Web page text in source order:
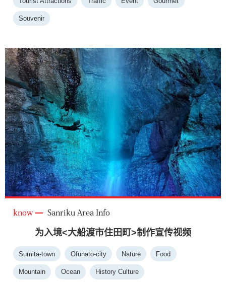
Souvenir
know Sanriku Area Info
为入境<大船渡市住田町>制作宣传视频
Sumita-town Ofunato-city Nature Food
Mountain Ocean History Culture